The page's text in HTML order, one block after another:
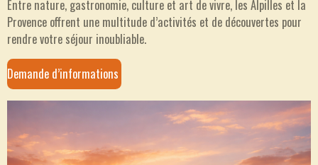
Entre nature, gastronomie, culture et art de vivre, les Alpilles et la
Provence offrent une multitude d’activités et de découvertes pour
rendre votre séjour inoubliable.
Demande d’informations